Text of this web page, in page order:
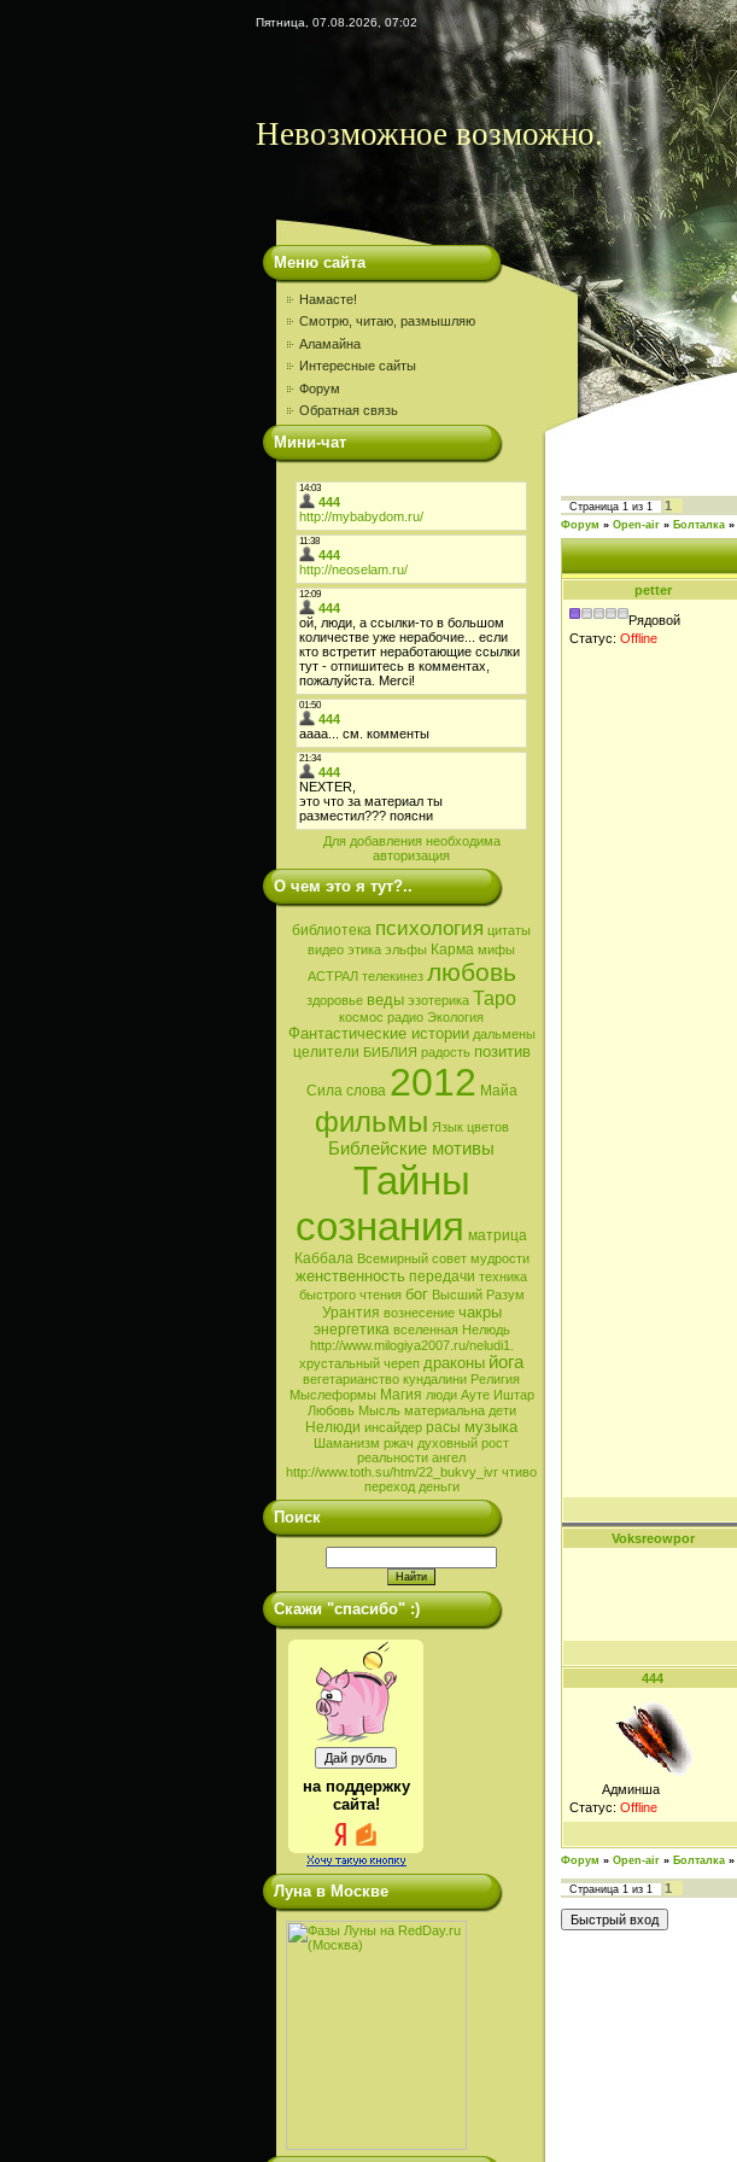
Пятница, 07.08.2026, 07:02
Невозможное возможно.
Меню сайта
Намасте!
Смотрю, читаю, размышляю
Аламайна
Интересные сайты
Форум
Обратная связь
Мини-чат
Для добавления необходима
авторизация
О чем это я тут?..
библиотека психология цитаты
видео этика эльфы Карма мифы
АСТРАЛ телекинез любовь
здоровье веды эзотерика Таро
космос радио Экология
Фантастические истории дальмены
целители БИБЛИЯ радость позитив
Сила слова 2012 Майа
фильмы Язык цветов
Библейские мотивы
Тайны
сознания матрица
Каббала Всемирный совет мудрости
женственность передачи техника
быстрого чтения бог Высший Разум
Урантия вознесение чакры
энергетика вселенная Нелюдь
http://www.milogiya2007.ru/neludi1.
хрустальный череп драконы йога
вегетарианство кундалини Религия
Мыслеформы Магия люди Ауте Иштар
Любовь Мысль материальна дети
Нелюди инсайдер расы музыка
Шаманизм ржач духовный рост
реальности ангел
http://www.toth.su/htm/22_bukvy_ivr чтиво
переход деньги
Поиск
Скажи "спасибо" :)
на поддержку
сайта!
Луна в Москве
Страница 1 из 1 1
Форум » Open-air » Болталка »
petter
Рядовой
Статус: Offline
Voksreowpor
444
Админша
Статус: Offline
Форум » Open-air » Болталка »
Страница 1 из 1
1